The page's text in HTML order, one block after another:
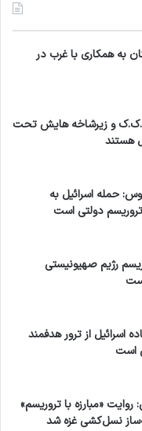
به همکاری با غرب در
پ.ک.ک و زیرشاخه هایش تحت
هستند
حمله اسرائیل به
دولتی است
رژیم صهیونیستی
اسرائیل از ترور هدفمند
است
روایت «مبارزه با تروریسم»